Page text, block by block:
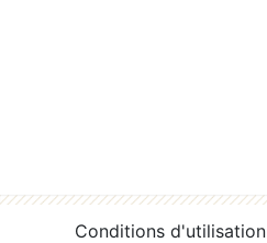
Conditions d'utilisation